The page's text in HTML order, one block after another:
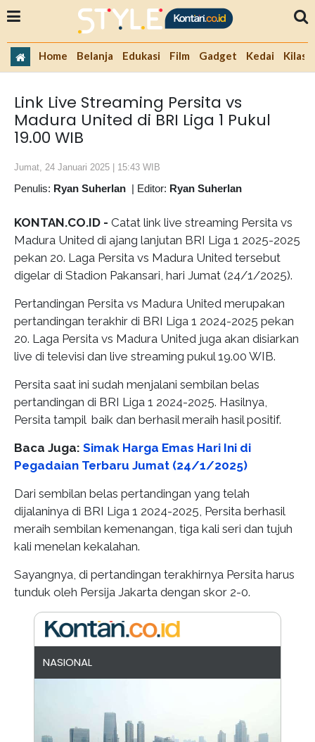
Home Belanja Edukasi Film Gadget Kedai Kilas
Link Live Streaming Persita vs
Madura United di BRI Liga 1 Pukul
19.00 WIB
Jumat, 24 Januari 2025 | 15:43 WIB
Penulis: Ryan Suherlan | Editor: Ryan Suherlan
KONTAN.CO.ID - Catat link live streaming Persita vs
Madura United di ajang lanjutan BRI Liga 1 2025-2025
pekan 20. Laga Persita vs Madura United tersebut
digelar di Stadion Pakansari, hari Jumat (24/1/2025).
Pertandingan Persita vs Madura United merupakan
pertandingan terakhir di BRI Liga 1 2024-2025 pekan
20. Laga Persita vs Madura United juga akan disiarkan
live di televisi dan live streaming pukul 19.00 WIB.
Persita saat ini sudah menjalani sembilan belas
pertandingan di BRI Liga 1 2024-2025. Hasilnya,
Persita tampil baik dan berhasil meraih hasil positif.
Baca Juga: Simak Harga Emas Hari Ini di
Pegadaian Terbaru Jumat (24/1/2025)
Dari sembilan belas pertandingan yang telah
dijalaninya di BRI Liga 1 2024-2025, Persita berhasil
meraih sembilan kemenangan, tiga kali seri dan tujuh
kali menelan kekalahan.
Sayangnya, di pertandingan terakhirnya Persita harus
tunduk oleh Persija Jakarta dengan skor 2-0.
NASIONAL